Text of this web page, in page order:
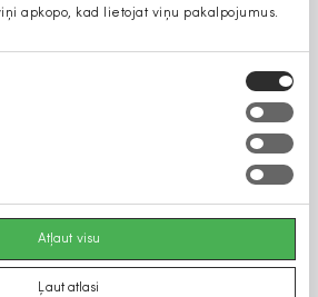
apkopo, kad lietojat viņu pakalpojumus.
Atļaut visu
Ļaut atlasi